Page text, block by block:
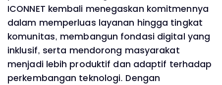
ICONNET kembali menegaskan komitmennya
dalam memperluas layanan hingga tingkat
komunitas, membangun fondasi digital yang
inklusif, serta mendorong masyarakat
menjadi lebih produktif dan adaptif terhadap
perkembangan teknologi. Dengan